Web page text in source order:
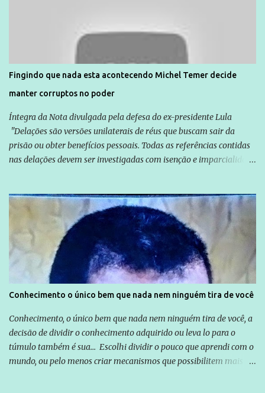
são vítimas de violência, estão em situação de risco ou têm seus
direitos violados. Leia mais: Anistia Internacional cobra do Brasil
Fingindo que nada esta acontecendo Michel Temer decide
manter corruptos no poder
Íntegra da Nota divulgada pela defesa do ex-presidente Lula
"Delações são versões unilaterais de réus que buscam sair da
prisão ou obter benefícios pessoais. Todas as referências contidas
nas delações devem ser investigadas com isenção e imparcialidade
Globo manteve com o Grupo Odebrecht, citada na delação de
Emílio Odebrecht. Lula sempre atuou para promover o Brasil no
exterior, e não para promover determinadas empresas ou
empresários" Assina a nota o advogado Cristiano Zanin Martins
Conhecimento o único bem que nada nem ninguém tira de você
Conhecimento, o único bem que nada nem ninguém tira de você, a
decisão de dividir o conhecimento adquirido ou leva lo para o
túmulo também é sua... Escolhi dividir o pouco que aprendi com o
mundo, ou pelo menos criar mecanismos que possibilitem mais e